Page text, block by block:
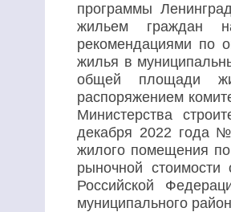
программы
жильем граждан
рекомендациями по
жилья в
общей площади
распоряжением
Министерства
декабря 2022 года
жилого помещения по
рыночной
Российской
муниципального